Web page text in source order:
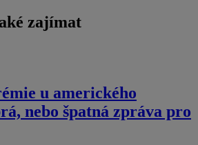
zajímat
u amerického
nebo špatná zpráva pro